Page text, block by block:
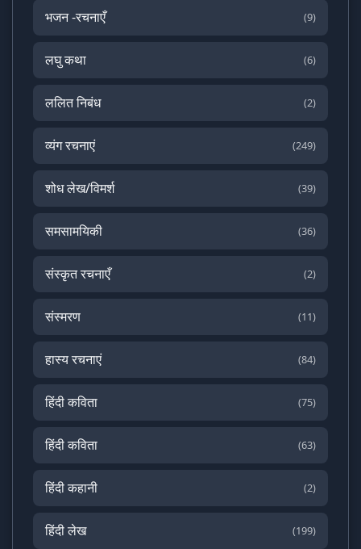
भजन -रचनाएँ (9)
लघु कथा (6)
ललित निबंध (2)
व्यंग रचनाएं (249)
शोध लेख/विमर्श (39)
समसामयिकी (36)
संस्कृत रचनाएँ (2)
संस्मरण (11)
हास्य रचनाएं (84)
हिंदी कविता (75)
हिंदी कविता (63)
हिंदी कहानी (2)
हिंदी लेख (199)